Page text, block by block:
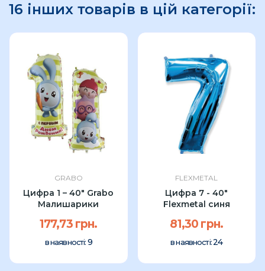
16 інших товарів в цій категорії:
GRABO
Цифра 1 – 40″ Grabo
Малишарики
177,73 грн.
в наявності: 9
FLEXMETAL
Цифра 7 - 40"
Flexmetal синя
81,30 грн.
в наявності:24